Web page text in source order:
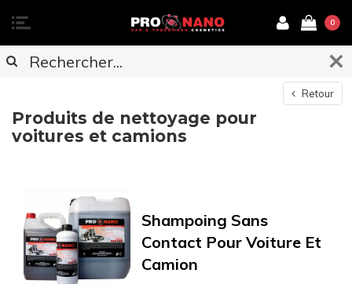
0
Retour
Produits de nettoyage pour
voitures et camions
Shampoing Sans
Contact Pour Voiture Et
Camion